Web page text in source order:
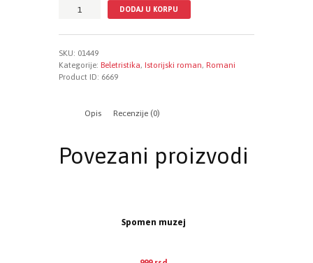
Fetva
DODAJ U KORPU
SKU: 01449
Kategorije: Beletristika, Istorijski roman, Romani
Product ID: 6669
Opis Recenzije (0)
Povezani proizvodi
Spomen muzej